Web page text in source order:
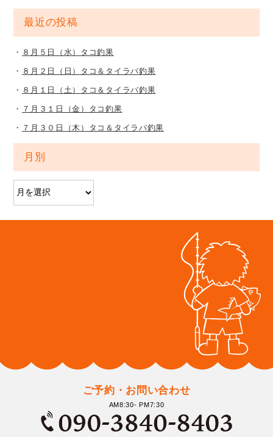
最近の投稿
８月５日（水）タコ釣果
８月２日（日）タコ＆タイラバ釣果
８月１日（土）タコ＆タイラバ釣果
７月３１日（金）タコ釣果
７月３０日（木）タコ＆タイラバ釣果
月別
ご予約・お問い合わせ
AM8:30- PM7:30